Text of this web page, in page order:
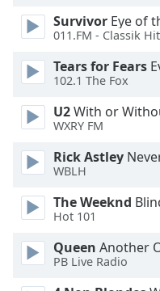
Area
Background
Opacity
Font
Style
Survivor Eye of
011.FM - Classik
Tears for Fears
102.1 The Fox
U2With or
WXRY FM
Rick Astley
WBLH
The Weeknd
Hot 101
Queen Another
PB Live Radio